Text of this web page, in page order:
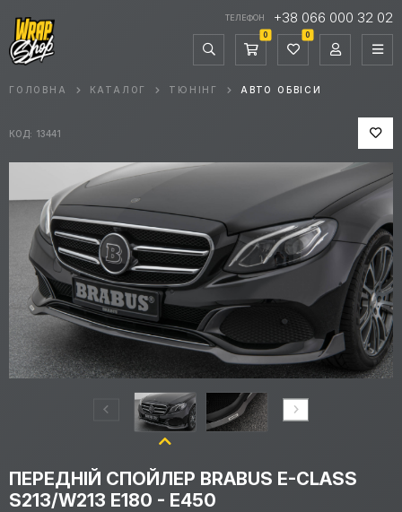
ТЕЛЕФОН +38 066 000 32 02
0 0
ГОЛОВНА КАТАЛОГ ТЮНІНГ АВТО ОБВІСИ
ПЕРЕДНІЙ СПОЙЛЕР BRABUS E-CLASS
S213/W213 E180 - E450
КОД: 13441